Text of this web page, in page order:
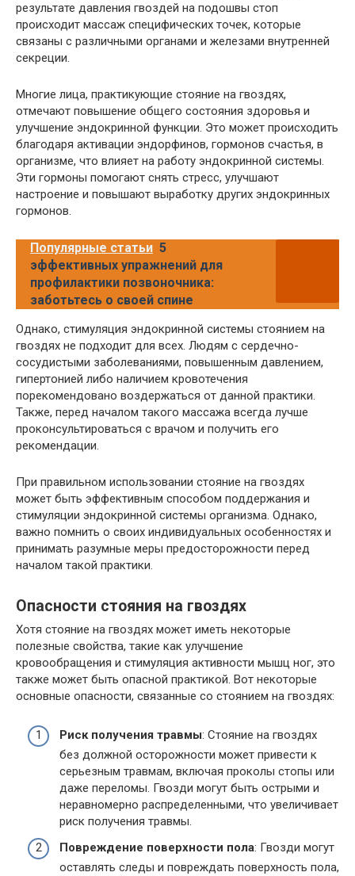
результате давления гвоздей на подошвы стоп
происходит массаж специфических точек, которые
связаны с различными органами и железами внутренней
секреции.
Многие лица, практикующие стояние на гвоздях,
отмечают повышение общего состояния здоровья и
улучшение эндокринной функции. Это может происходить
благодаря активации эндорфинов, гормонов счастья, в
организме, что влияет на работу эндокринной системы.
Эти гормоны помогают снять стресс, улучшают
настроение и повышают выработку других эндокринных
гормонов.
Популярные статьи 5
эффективных упражнений для
профилактики позвоночника:
заботьтесь о своей спине
Однако, стимуляция эндокринной системы стоянием на
гвоздях не подходит для всех. Людям с сердечно-
сосудистыми заболеваниями, повышенным давлением,
гипертонией либо наличием кровотечения
порекомендовано воздержаться от данной практики.
Также, перед началом такого массажа всегда лучше
проконсультироваться с врачом и получить его
рекомендации.
При правильном использовании стояние на гвоздях
может быть эффективным способом поддержания и
стимуляции эндокринной системы организма. Однако,
важно помнить о своих индивидуальных особенностях и
принимать разумные меры предосторожности перед
началом такой практики.
Опасности стояния на гвоздях
Хотя стояние на гвоздях может иметь некоторые
полезные свойства, такие как улучшение
кровообращения и стимуляция активности мышц ног, это
также может быть опасной практикой. Вот некоторые
основные опасности, связанные со стоянием на гвоздях:
Риск получения травмы: Стояние на гвоздях
без должной осторожности может привести к
серьезным травмам, включая проколы стопы или
даже переломы. Гвозди могут быть острыми и
неравномерно распределенными, что увеличивает
риск получения травмы.
Повреждение поверхности пола: Гвозди могут
оставлять следы и повреждать поверхность пола,